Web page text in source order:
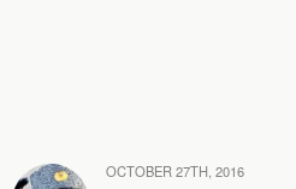
OCTOBER 27TH, 2016